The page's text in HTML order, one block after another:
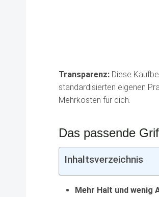
Transparenz: Diese
standardisierten eigenen
Mehrkosten für dich.
Das passende
Inhaltsverzeichnis
Mehr Halt und wenig